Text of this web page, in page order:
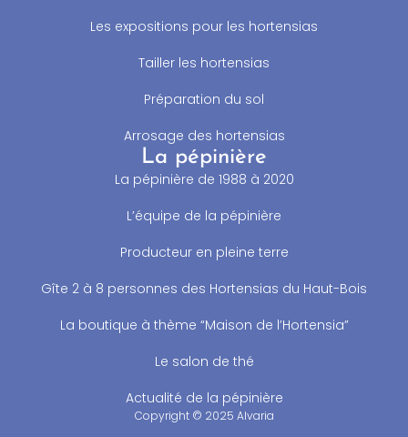
Les expositions pour les hortensias
Tailler les hortensias
Préparation du sol
Arrosage des hortensias
La pépinière
La pépinière de 1988 à 2020
L’équipe de la pépinière
Producteur en pleine terre
Gîte 2 à 8 personnes des Hortensias du Haut-Bois
La boutique à thème “Maison de l’Hortensia”
Le salon de thé
Actualité de la pépinière
Copyright © 2025 Alvaria